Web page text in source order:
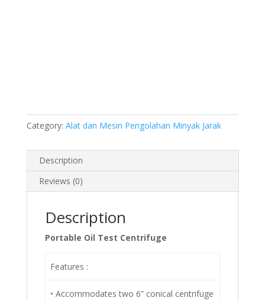
Category: Alat dan Mesin Pengolahan Minyak Jarak
Description
Reviews (0)
Description
Portable Oil Test Centrifuge
Features :
• Accommodates two 6” conical centrifuge